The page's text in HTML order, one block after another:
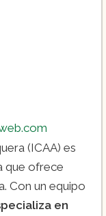
(ICAA) es
que ofrece
Con un equipo
en